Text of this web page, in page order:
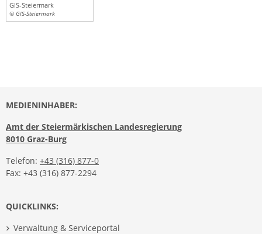
GIS-Steiermark
© GIS-Steiermark
MEDIENINHABER:
Amt der Steiermärkischen Landesregierung
8010 Graz-Burg
Telefon: +43 (316) 877-0
Fax: +43 (316) 877-2294
QUICKLINKS:
Verwaltung & Serviceportal